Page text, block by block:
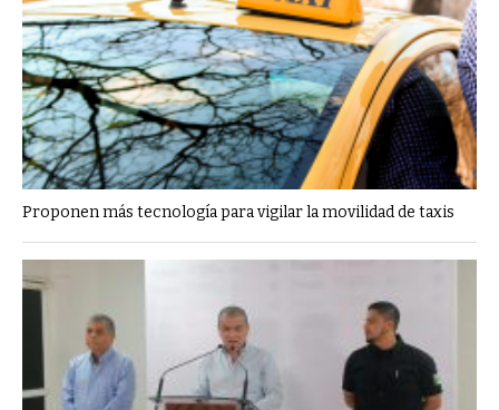
Proponen más tecnología para vigilar la movilidad de taxis